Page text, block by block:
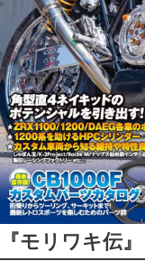
『モリワキ伝』